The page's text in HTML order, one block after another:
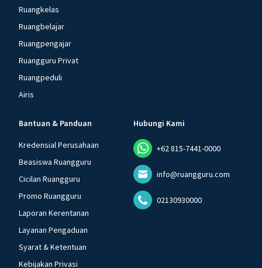
Ruangkelas
Ruangbelajar
Ruangpengajar
Ruangguru Privat
Ruangpeduli
Airis
Bantuan & Panduan
Kredensial Perusahaan
Beasiswa Ruangguru
Cicilan Ruangguru
Promo Ruangguru
Laporan Kerentanan
Layanan Pengaduan
Syarat & Ketentuan
Kebijakan Privasi
Hubungi Kami
+62 815-7441-0000
info@ruangguru.com
02130930000